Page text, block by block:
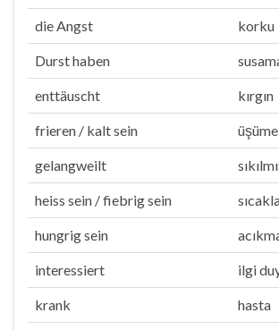
die Angst korku
Durst haben
enttäuscht kırgın
frieren / kalt sein
gelangweilt
heiss sein / fiebrig sein
hungrig sein
interessiert ilgi
krank hasta